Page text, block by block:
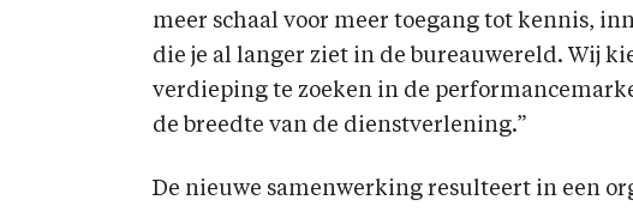
meer schaal voor meer toegang tot kennis,
die je al langer ziet in de bureauwereld. Wij
verdieping te zoeken in de
de breedte van de dienstverlening.”
De nieuwe samenwerking resulteert in een